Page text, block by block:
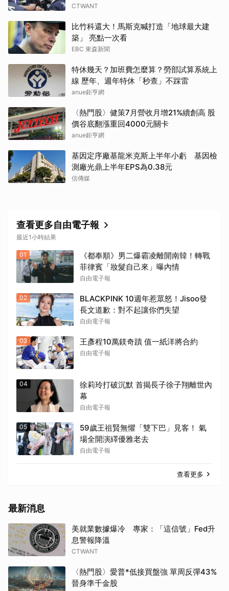
CTWANT
比竹科還大！馬斯克喊打造「地球最大建
築」 亮點一次看
EBC 東森新聞
特休幾天？加班費怎麼算？勞部試算系統上
線 歷年、週年特休「秒查」不踩雷
anue鉅亨網
〈熱門股〉健策7月營收月增21%續創高 股
價谷底翻漲重回4000元關卡
anue鉅亨網
基因定序廠基龍米克斯上半年小虧 基因檢
測廠光鼎上半年EPS為0.38元
信傳媒
查看更多自由電子報
最近1小時結果
01
《都奉順》男二爆霸凌離開南韓！轉戰
菲律賓「妝髮自己來」曝內情
自由電子報
02
BLACKPINK 10週年惹眾怒！Jisoo發
長文道歉：對不起讓你們失望
自由電子報
03 王彥程10萬鎂奇蹟 值一紙洋將合約
自由電子報
04
徐莉玲打破沉默 首揭長子徐子翔離世內
幕
自由電子報
05
59歲王祖賢無懼「雙下巴」見客！ 氣
場全開演繹優雅老去
自由電子報
查看更多
最新消息
美就業數據爆冷 專家：「這信號」Fed升
息警報降溫
CTWANT
〈熱門股〉愛普*低接買盤強 單周反彈43%
晉身準千金股